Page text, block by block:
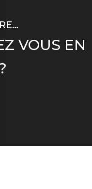
VOUS EN